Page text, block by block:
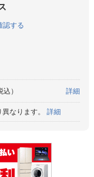
認する
） 詳細
なります。 詳細